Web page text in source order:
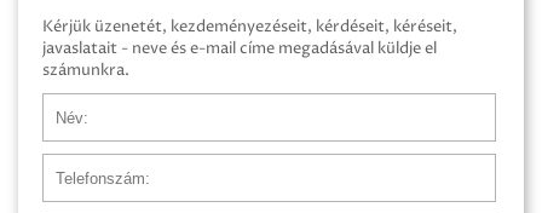
Kérjük üzenetét, kezdeményezéseit, kérdéseit, kéréseit,
javaslatait - neve és e-mail címe megadásával küldje el
számunkra.